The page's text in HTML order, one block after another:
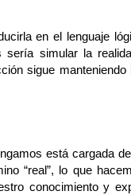
en el lenguaje
sería simular la
sigue
está cargada
“real”, lo que
conocimiento y